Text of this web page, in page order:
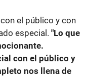
el público y con
especial. "Lo que
con el público y
nos llena de